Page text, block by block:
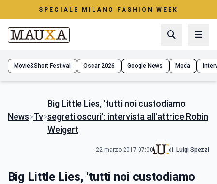
SPECIALE MILANO FASHION WEEK
Movie&Short Festival Oscar 2026 Google News Moda
News>Tv>
Big Little Lies, 'tutti noi custodiamo
segreti oscuri': intervista all'attrice Robin
Weigert
22 marzo 2017 07:00 di: Luigi Spezzi
Big Little Lies, 'tutti noi custodiamo